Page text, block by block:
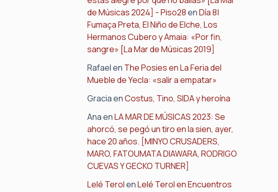
de Músicas 2024] - Piso28enDía 8|
Fumaça Preta, El Niño de Elche, Los
Hermanos Cubero y Amaia: «Por fin,
sangre» [La Mar de Músicas 2019]
Rafaelen The Posies en La Feria del
Mueble de Yecla: «salir a empatar»
GraciaenCostus, Tino, SIDA y heroína
AnaenLA MAR DE MÚSICAS 2023: Se
ahorcó, se pegó un tiro en la sien, ayer,
hace 20 años. [MINYO CRUSADERS,
MARO, FATOUMATA DIAWARA, RODRIGO
CUEVAS Y GECKO TURNER]
Lelé TerolenLelé Terol en Encuentros